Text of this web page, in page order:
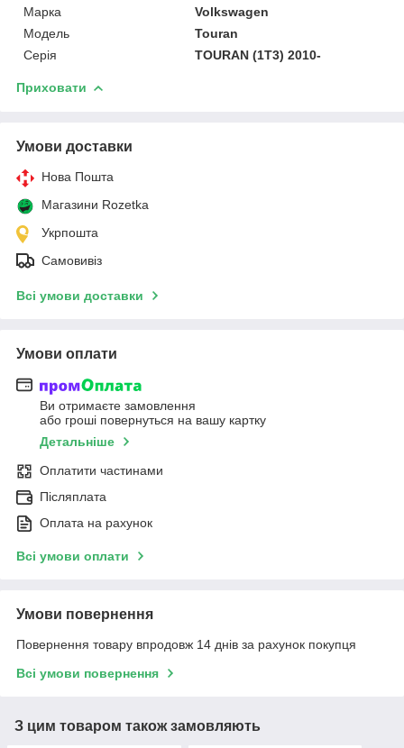
Марка
Volkswagen
Модель
Touran
Серія
TOURAN (1T3) 2010-
Приховати
Умови доставки
Нова Пошта
Магазини Rozetka
Укрпошта
Самовивіз
Всі умови доставки
Умови оплати
Ви отримаєте замовлення
або гроші повернуться на вашу картку
Детальніше
Оплатити частинами
Післяплата
Оплата на рахунок
Всі умови оплати
Умови повернення
Повернення товару впродовж 14 днів за рахунок покупця
Всі умови повернення
З цим товаром також замовляють